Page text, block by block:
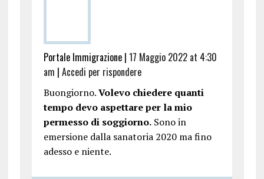
Portale Immigrazione| 17 Maggio 2022 at 4:30
am | Accedi per rispondere
Buongiorno.Volevo chiedere quanti
tempo devo aspettare per la mio
permesso di soggiorno.Sono in
emersione dalla sanatoria 2020 ma fino
adesso e niente.